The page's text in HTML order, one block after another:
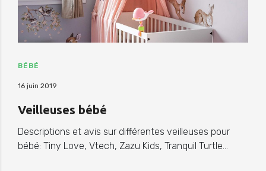
BÉBÉ
16 juin 2019
Veilleuses bébé
Descriptions et avis sur différentes veilleuses pour
bébé: Tiny Love, Vtech, Zazu Kids, Tranquil Turtle…